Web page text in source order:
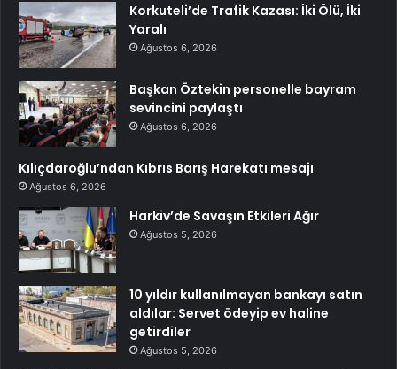
Korkuteli’de Trafik Kazası: İki Ölü, İki
Yaralı
Ağustos 6, 2026
Başkan Öztekin personelle bayram
sevincini paylaştı
Ağustos 6, 2026
Kılıçdaroğlu’ndan Kıbrıs Barış Harekatı mesajı
Ağustos 6, 2026
Harkiv’de Savaşın Etkileri Ağır
Ağustos 5, 2026
10 yıldır kullanılmayan bankayı satın
aldılar: Servet ödeyip ev haline
getirdiler
Ağustos 5, 2026